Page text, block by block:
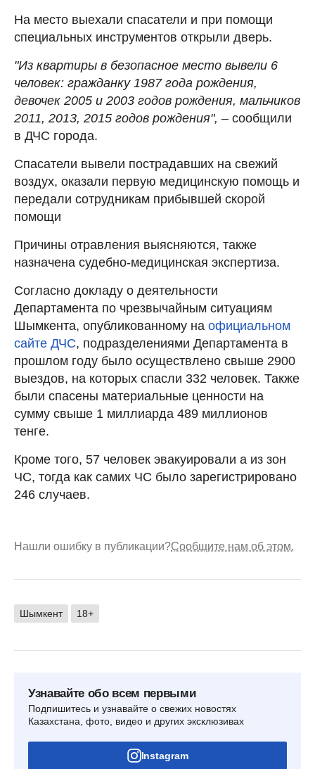
На место выехали спасатели и при помощи
специальных инструментов открыли дверь.
"Из квартиры в безопасное место вывели 6
человек: гражданку 1987 года рождения,
девочек 2005 и 2003 годов рождения, мальчиков
2011, 2013, 2015 годов рождения", – сообщили
в ДЧС города.
Спасатели вывели пострадавших на свежий
воздух, оказали первую медицинскую помощь и
передали сотрудникам прибывшей скорой
помощи
Причины отравления выясняются, также
назначена судебно-медицинская экспертиза.
Согласно докладу о деятельности
Департамента по чрезвычайным ситуациям
Шымкента, опубликованному на официальном
сайте ДЧС, подразделениями Департамента в
прошлом году было осуществлено свыше 2900
выездов, на которых спасли 332 человек. Также
были спасены материальные ценности на
сумму свыше 1 миллиарда 489 миллионов
тенге.
Кроме того, 57 человек эвакуировали а из зон
ЧС, тогда как самих ЧС было зарегистрировано
246 случаев.
Нашли ошибку в публикации?Сообщите нам об этом.
Шымкент 18+
Узнавайте обо всем первыми
Подпишитесь и узнавайте о свежих новостях
Казахстана, фото, видео и других эксклюзивах
Instagram